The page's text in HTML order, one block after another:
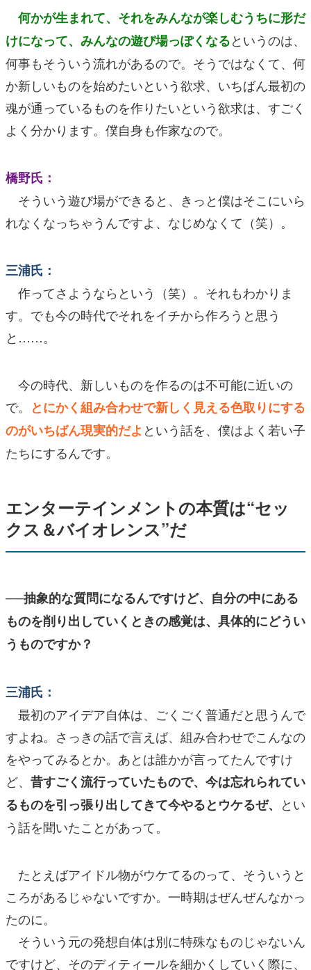
何かが生まれて、それをみんなが楽しむうちに形だ
けになって、みんなの遊び場っぽくなるというのは、
何事もそういう流れがあるので。そうではなくて、何
か新しいものを始めたいという欲求、いちばん最初の
魂が通っているものを作りたいという欲求は、すごく
よく分かります。僕自身も作家なので。
橋野氏：
そういう遊び場ができると、きっと僕はそこにいら
れなくなっちゃうんですよ、なじめなくて（笑）。
三浦氏：
作ってさようならという（笑）。それもわかりま
す。でも今の時代でそれをイチから作ろうと思う
と……。
今の時代、新しいものを作るのは不可能に近いの
で。 とにかく組み合わせで新しく見える色取りにする
のがいちばん現実的だよという話を、僕はよく若い子
たちにするんです。
エンターテインメントの本質は“セッ
クス＆バイオレンス”だ
──抽象的な質問になるんですけど、自分の中にある
ものを削り出していくときの感覚は、具体的にどうい
うものですか？
三浦氏：
最初のアイデア自体は、ごくごく普通だと思うんで
すよね。さっきの話で言えば、組み合わせでこんなの
をやってみるとか。あとは誰かが言ってたんですけ
ど、 昔すごく流行っていたもので、今は忘れられてい
るものを引っ張り出してきて今やるとウケるぜ、 とい
う話を聞いたことがあって。
たとえばアイドル物がウケてるのって、そういうと
ころがあるじゃないですか。一時期はぜんぜんなかっ
たのに。
そういう元の発想自体は別に特殊なものじゃないん
ですけど、そのディティールを細かくしていく際に、